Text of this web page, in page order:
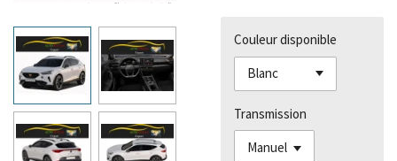
Couleur disponible
Transmission